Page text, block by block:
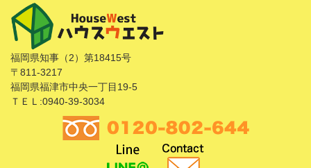
福岡県知事（2）第18415号
〒811-3217
福岡県福津市中央一丁目19-5
ＴＥＬ:0940-39-3034